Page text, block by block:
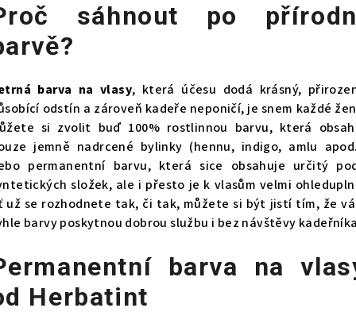
sáhnout po
barva na vlasy, která účesu dodá krásný,
odstín a zároveň kadeře neponičí, je snem každé
si zvolit buď 100% rostlinnou barvu, která
jemně nadrcené bylinky (hennu, indigo, amlu
permanentní barvu, která sice obsahuje určitý
složek, ale i přesto je k vlasům velmi
už se rozhodnete tak, či tak, můžete si být jistí tím, že
barvy poskytnou dobrou službu i bez návštěvy
barva na
Herbatint